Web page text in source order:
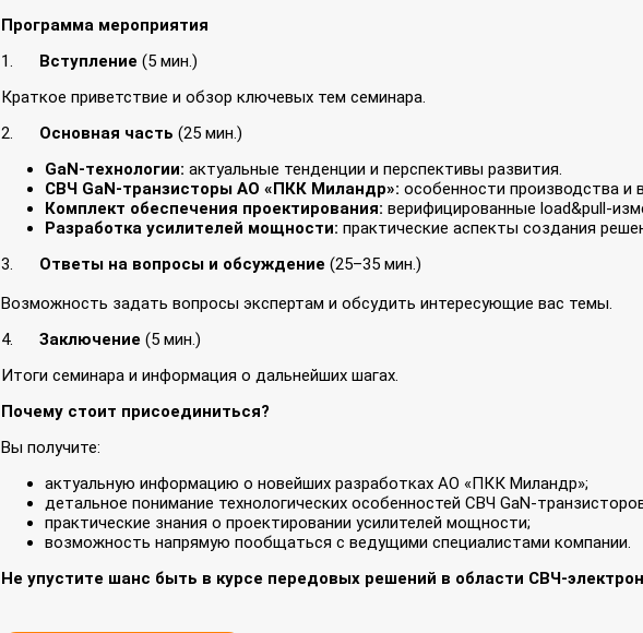
Программа мероприятия
1.
Вступление (5 мин.)
Краткое приветствие и обзор ключевых тем семинара.
2. Основная часть (25 мин.)
GaN‑технологии: актуальные тенденции и перспективы развития.
СВЧ GaN‑транзисторы АО «ПКК Миландр»: особенности производства
Комплект обеспечения проектирования: верифицированные
Разработка усилителей мощности: практические аспекты создания
3. Ответы на вопросы и обсуждение (25–35 мин.)
Возможность задать вопросы экспертам и обсудить интересующие вас темы.
4. Заключение (5 мин.)
Итоги семинара и информация о дальнейших шагах.
Почему стоит присоединиться?
Вы получите:
актуальную информацию о новейших разработках АО «ПКК Миландр»;
детальное понимание технологических особенностей СВЧ
практические знания о проектировании усилителей мощности;
возможность напрямую пообщаться с ведущими специалистами компании.
Не упустите шанс быть в курсе передовых решений в области